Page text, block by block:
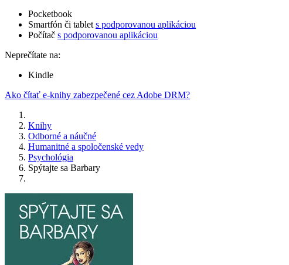
Pocketbook
Smartfón či tablet s podporovanou aplikáciou
Počítač s podporovanou aplikáciou
Neprečítate na:
Kindle
Ako čítať e-knihy zabezpečené cez Adobe DRM?
Knihy
Odborné a náučné
Humanitné a spoločenské vedy
Psychológia
Spýtajte sa Barbary